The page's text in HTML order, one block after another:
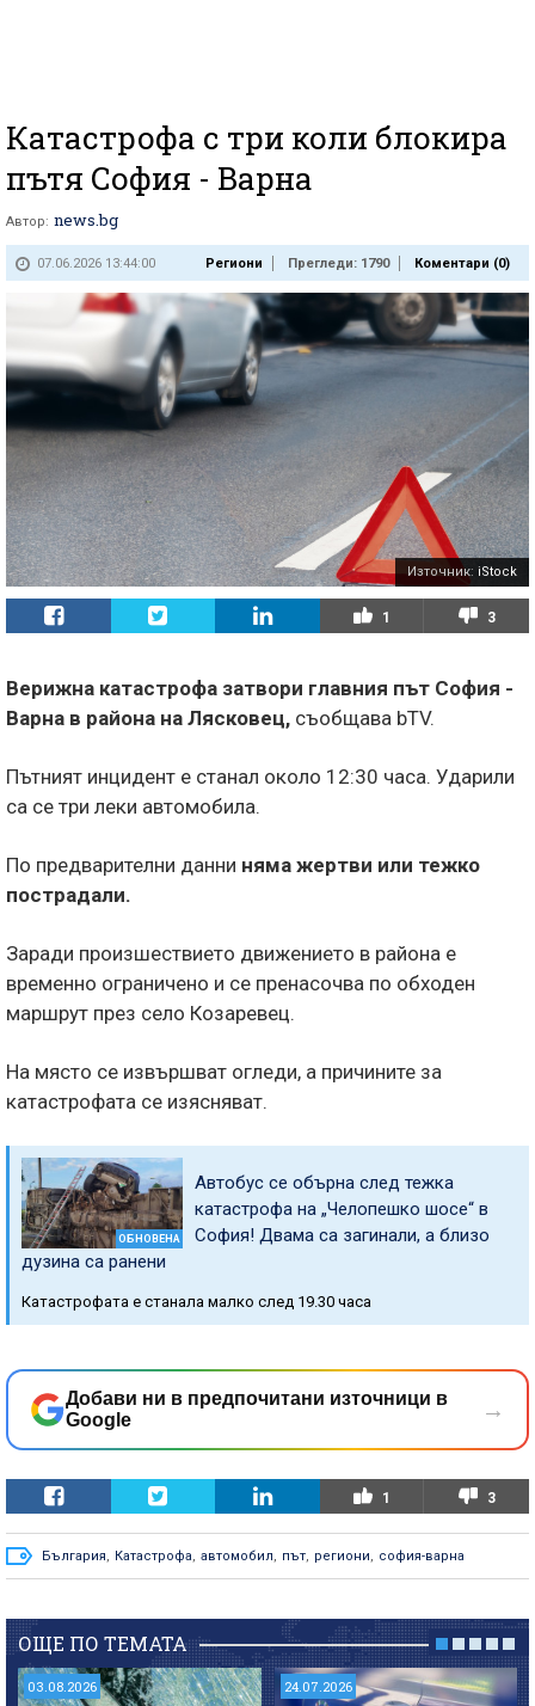
Катастрофа с три коли блокира
пътя София - Варна
Автор: news.bg
07.06.2026 13:44:00 Региони Прегледи: 1790 Коментари (0)
Източник: iStock
1 3
Верижна катастрофа затвори главния път София -
Варна в района на Лясковец, съобщава bTV.
Пътният инцидент е станал около 12:30 часа. Ударили
са се три леки автомобила.
По предварителни данни няма жертви или тежко
пострадали.
Заради произшествието движението в района е
временно ограничено и се пренасочва по обходен
маршрут през село Козаревец.
На място се извършват огледи, а причините за
катастрофата се изясняват.
ОБНОВЕНА
Автобус се обърна след тежка
катастрофа на „Челопешко шосе“ в
София! Двама са загинали, а близо
дузина са ранени
Катастрофата е станала малко след 19.30 часа
Добави ни в предпочитани източници в
Google
→
1 3
България, Катастрофа, автомобил, път, региони, софия-варна
ОЩЕ ПО ТЕМАТА
03.08.2026 24.07.2026